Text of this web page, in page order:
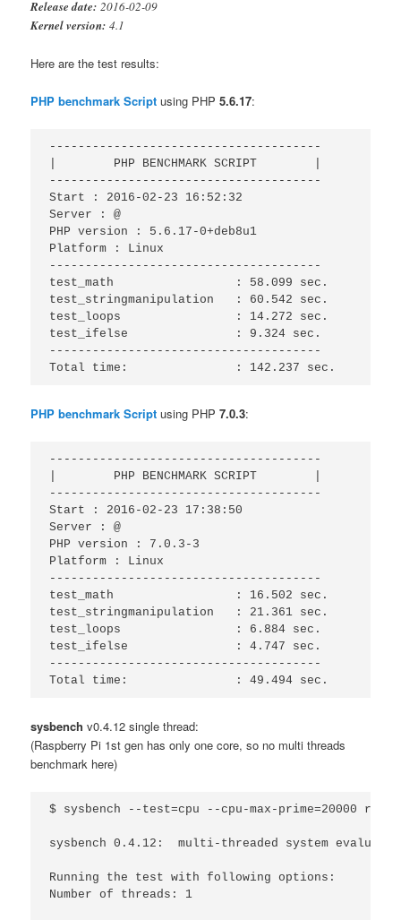
Release date:2016-02-09
Kernel version:4.1
Here are the test results:
PHP benchmark Script using PHP5.6.17:
--------------------------------------
|        PHP BENCHMARK SCRIPT        |
--------------------------------------
Start : 2016-02-23 16:52:32
Server : @
PHP version : 5.6.17-0+deb8u1
Platform : Linux
--------------------------------------
test_math                 : 58.099 sec.
test_stringmanipulation   : 60.542 sec.
test_loops                : 14.272 sec.
test_ifelse               : 9.324 sec.
--------------------------------------
Total time:               : 142.237 sec.
PHP benchmark Script using PHP7.0.3:
--------------------------------------
|        PHP BENCHMARK SCRIPT        |
--------------------------------------
Start : 2016-02-23 17:38:50
Server : @
PHP version : 7.0.3-3
Platform : Linux
--------------------------------------
test_math                 : 16.502 sec.
test_stringmanipulation   : 21.361 sec.
test_loops                : 6.884 sec.
test_ifelse               : 4.747 sec.
--------------------------------------
Total time:               : 49.494 sec.
sysbench v0.4.12 single thread:
(Raspberry Pi 1st gen has only one core, so no multi threads
benchmark here)
$ sysbench --test=cpu --cpu-max-prime=20000 run
sysbench 0.4.12:  multi-threaded system
Running the test with following options:
Number of threads: 1